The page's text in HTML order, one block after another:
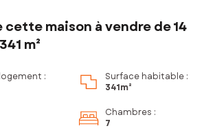
cette maison à vendre de 14
m²
:
Surface habitable :
341m²
Chambres :
7